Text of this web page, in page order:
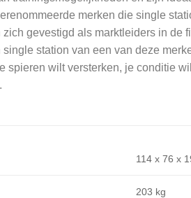
merken die single
gevestigd als marktleiders in
station van een van deze
spieren wilt versterken, je conditie
114 x 76 x
203 kg